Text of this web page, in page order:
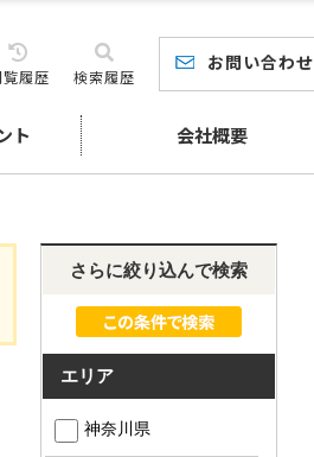
覧履歴 検索履歴
お問い合わせ
ト 会社概要
さらに絞り込んで検索
エリア
神奈川県